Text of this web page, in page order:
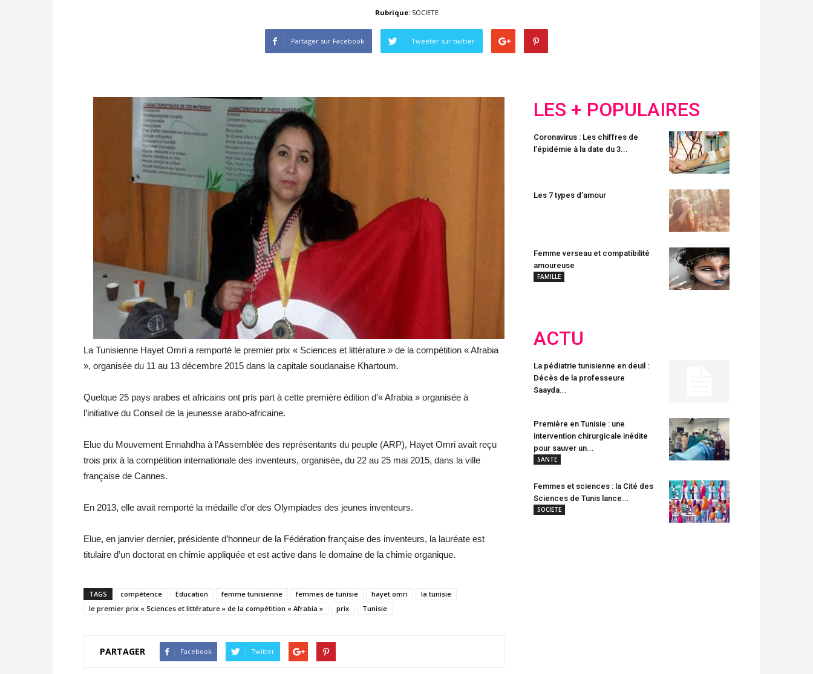
Rubrique: SOCIETE
Partager sur Facebook Tweeter sur twitter
La Tunisienne Hayet Omri a remporté le premier prix « Sciences et littérature » de la compétition « Afrabia
», organisée du 11 au 13 décembre 2015 dans la capitale soudanaise Khartoum.
Quelque 25 pays arabes et africains ont pris part à cette première édition d’« Afrabia » organisée à
l’initiative du Conseil de la jeunesse arabo-africaine.
Elue du Mouvement Ennahdha à l’Assemblée des représentants du peuple (ARP), Hayet Omri avait reçu
trois prix à la compétition internationale des inventeurs, organisée, du 22 au 25 mai 2015, dans la ville
française de Cannes.
En 2013, elle avait remporté la médaille d’or des Olympiades des jeunes inventeurs.
Elue, en janvier dernier, présidente d’honneur de la Fédération française des inventeurs, la lauréate est
titulaire d’un doctorat en chimie appliquée et est active dans le domaine de la chimie organique.
TAGS compétence Education femme tunisienne femmes de tunisie hayet omri
la tunisie
le premier prix « Sciences et littérature » de la compétition « Afrabia »
prix Tunisie
PARTAGER Facebook Twitter
LES + POPULAIRES
Coronavirus : Les chiffres de
l’épidémie à la date du 3...
Les 7 types d’amour
Femme verseau et compatibilité
amoureuse
FAMILLE
ACTU
La pédiatrie tunisienne en deuil :
Décès de la professeure
Saayda...
Première en Tunisie : une
intervention chirurgicale inédite
pour sauver un...
SANTE
Femmes et sciences : la Cité des
Sciences de Tunis lance...
SOCIETE